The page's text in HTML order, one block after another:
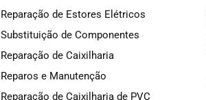
Reparação de Estores Elétricos
Substituição de Componentes
Reparação de Caixilharia
Reparos e Manutenção
Reparação de Caixilharia de PVC